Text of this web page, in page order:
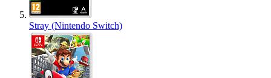
Stray (Nintendo Switch)